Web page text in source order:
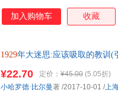
加入购物车 收藏
1929年大迷思:应该吸取的教训(
询在线客服！
¥22.70 定价： ¥45.00 (5.05折)
小哈罗德·比尔曼著 /2017-10-01 /上